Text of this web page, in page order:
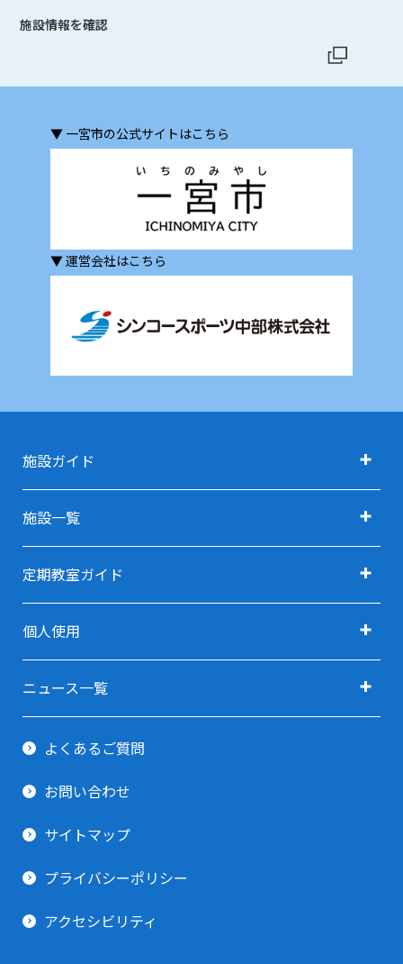
施設情報を確認
▼ 一宮市の公式サイトはこちら
▼ 運営会社はこちら
施設ガイド
施設ガイド TOP
アクセス
指定管理者
ご予約ガイド
利用当日ガイド
施設一覧
施設一覧 TOP
利用用途で探す TOP
利用用途で探す(イベント・展示会)
定期教室ガイド
定期教室ガイド TOP
個人使用
卓球(個人使用)
柔道場(個人使用)
トレーニング室
ニュース一覧
すべてのニュース
よくあるご質問
お問い合わせ
サイトマップ
プライバシーポリシー
アクセシビリティ